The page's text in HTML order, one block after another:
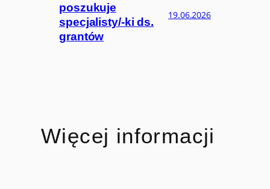
poszukuje
specjalisty/-ki ds.
grantów
19.06.2026
Więcej informacji